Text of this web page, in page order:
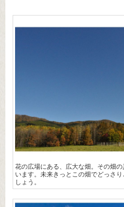
花の広場にある、広大な畑。その畑
います。未来きっとこの畑でどっさ
しょう。